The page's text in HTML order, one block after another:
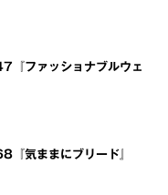
『ファッショナブルウェ
『気ままにブリード』